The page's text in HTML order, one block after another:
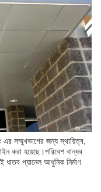
এর সম্মুখভাগের জন্য স্থায়িত্ব,
করা হয়েছে।পরিবেশ বান্ধব
প্যানেল আধুনিক নির্মাণ